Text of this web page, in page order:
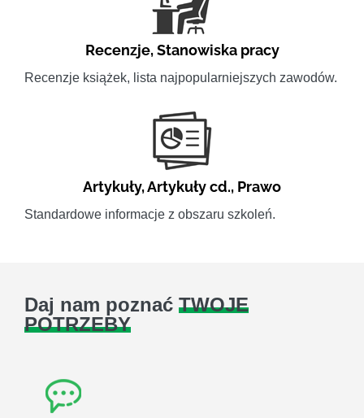
Recenzje,Stanowiska pracy
Recenzje książek, lista najpopularniejszych zawodów.
Artykuły,Artykuły cd., Prawo
Standardowe informacje z obszaru szkoleń.
Daj nam poznać TWOJE
POTRZEBY